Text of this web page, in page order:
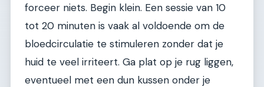
forceer niets. Begin klein. Een sessie van 10
tot 20 minuten is vaak al voldoende om de
bloedcirculatie te stimuleren zonder dat je
huid te veel irriteert. Ga plat op je rug liggen,
eventueel met een dun kussen onder je